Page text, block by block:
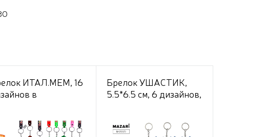
ИТАЛ.МЕМ, 16
в
Брелок УШАСТИК,
5.5*6.5 см, 6 дизайнов,